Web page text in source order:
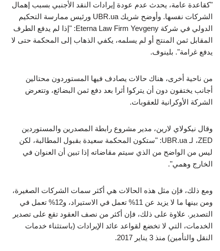
"كقاعدة عامة، يحدث عدم عودة إيرادات النقد الأجنبي بسبب إهمال
الشركات نفسها. وأوضح شريك UBR.ua ورئيس ممارسة التحكيم
الدولي في شركة Eterna Law Firm Yevgeny: "إذا لم يدفع الطرف
المقابل ثمن المنتج أو لم يسلمه، يكفي الذهاب إلى المحكمة حتى لا
يدفع غرامة". بلينوف.
من ناحية أخرى، هناك حالات يصادف فيها المستوردون محتالين
أجانب يختفون دون أن يتركوا أثرا بعد دفع ثمن البضائع، وتتعرض
الشركة الأوكرانية للعقوبات.
وقال نيكولاي لارين، مدير مشروع رابطة المصدرين والمستوردين
ZED، لـ UBR.ua: "ستكون المحكمة سعيدة بقبول المطالبة، لكن
ليس من الواضح من الذي سيتم مقاضاته إذا تبين أن العنوان في
الخارج وهمي".
ومع ذلك، فإن مثل هذه الحالات هي أكثر سمات الشركات الصغيرة،
ومن بينها ما لا يزيد عن 11% تعمل في الاستيراد، و12% تعمل في
التصدير. علاوة على ذلك، فإن أكثر من نصف العقود تقع على تصدير
الخدمات، التي لا تخضع لقواعد عائد الإيرادات (باستثناء خدمات
النقل والتأمين) منذ 3 يناير 2017.